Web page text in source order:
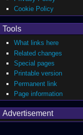
Cookie Policy
Tools
What links here
Related changes
Special pages
Printable version
Permanent link
Page information
Advertisement